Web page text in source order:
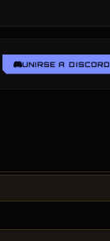
UNIRSE A DISCORD